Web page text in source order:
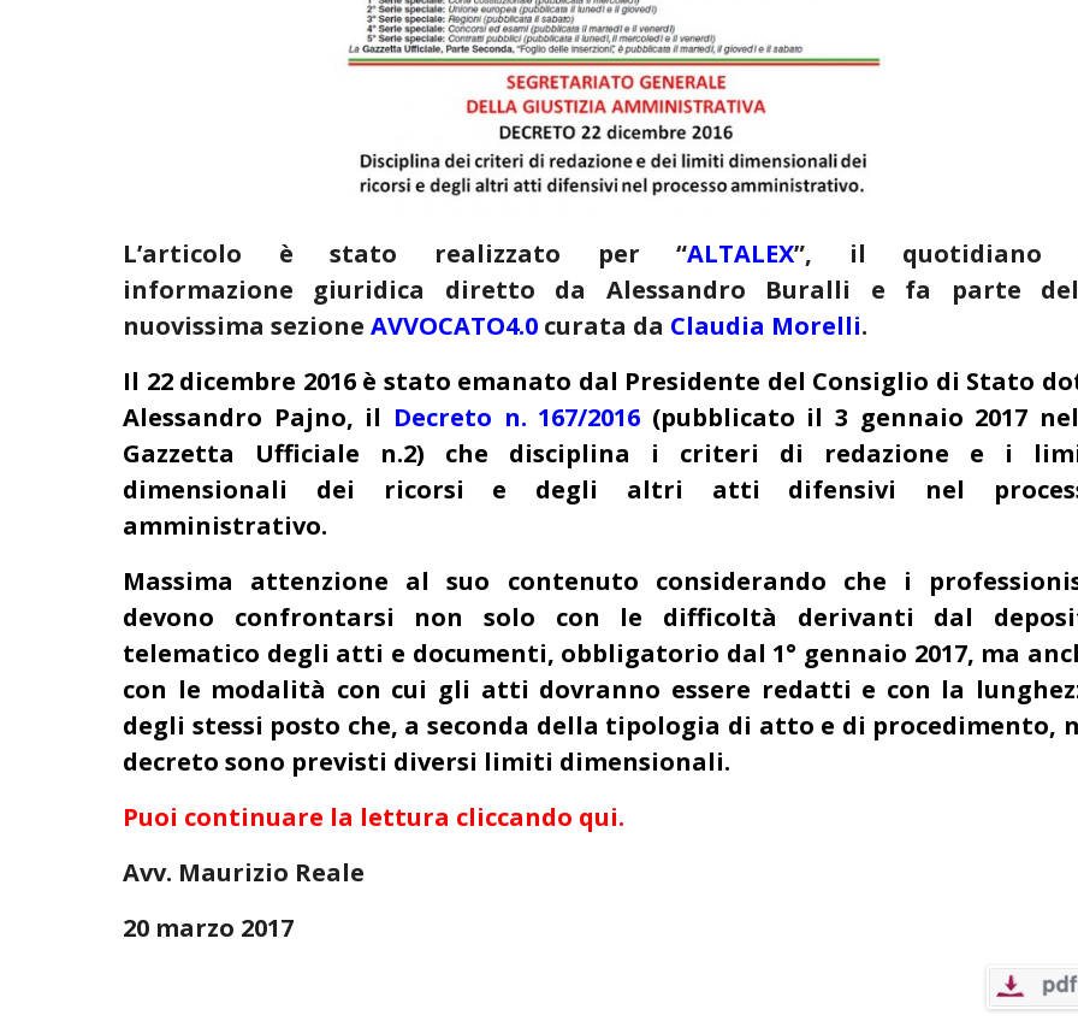
L’articolo è stato realizzato per “ALTALEX”, il quotidiano
informazione giuridica diretto da Alessandro Buralli e fa parte
nuovissima sezione AVVOCATO4.0 curata da Claudia Morelli.
Il 22 dicembre 2016 è stato emanato dal Presidente del Consiglio di Stato
Alessandro Pajno, il Decreto n. 167/2016 (pubblicato il 3 gennaio 2017
Gazzetta Ufficiale n.2) che disciplina i criteri di redazione e i
dimensionali dei ricorsi e degli altri atti difensivi nel
amministrativo.
Massima attenzione al suo contenuto considerando che i
devono confrontarsi non solo con le difficoltà derivanti dal
telematico degli atti e documenti, obbligatorio dal 1° gennaio 2017, ma
con le modalità con cui gli atti dovranno essere redatti e con la
degli stessi posto che, a seconda della tipologia di atto e di procedimento,
decreto sono previsti diversi limiti dimensionali.
Puoi continuare la lettura cliccando qui.
Avv. Maurizio Reale
20 marzo 2017